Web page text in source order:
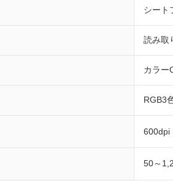
シート
読み取
カラー
RGB3
600dpi
50～